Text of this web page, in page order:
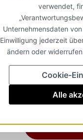
und
und den
– direkt zu
Sortiment
verwendet,
Unternehmensdaten
Einwilligung jederzeit
ändern oder
Cookie-
Alle